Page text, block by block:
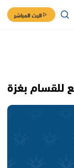
البث المباشر
للقسام بغزة